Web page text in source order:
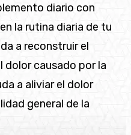
diario con
la rutina diaria de tu
a reconstruir el
dolor causado por la
a aliviar el dolor
general de la